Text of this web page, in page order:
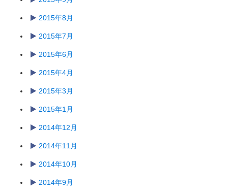
2015年8月
2015年7月
2015年6月
2015年4月
2015年3月
2015年1月
2014年12月
2014年11月
2014年10月
2014年9月